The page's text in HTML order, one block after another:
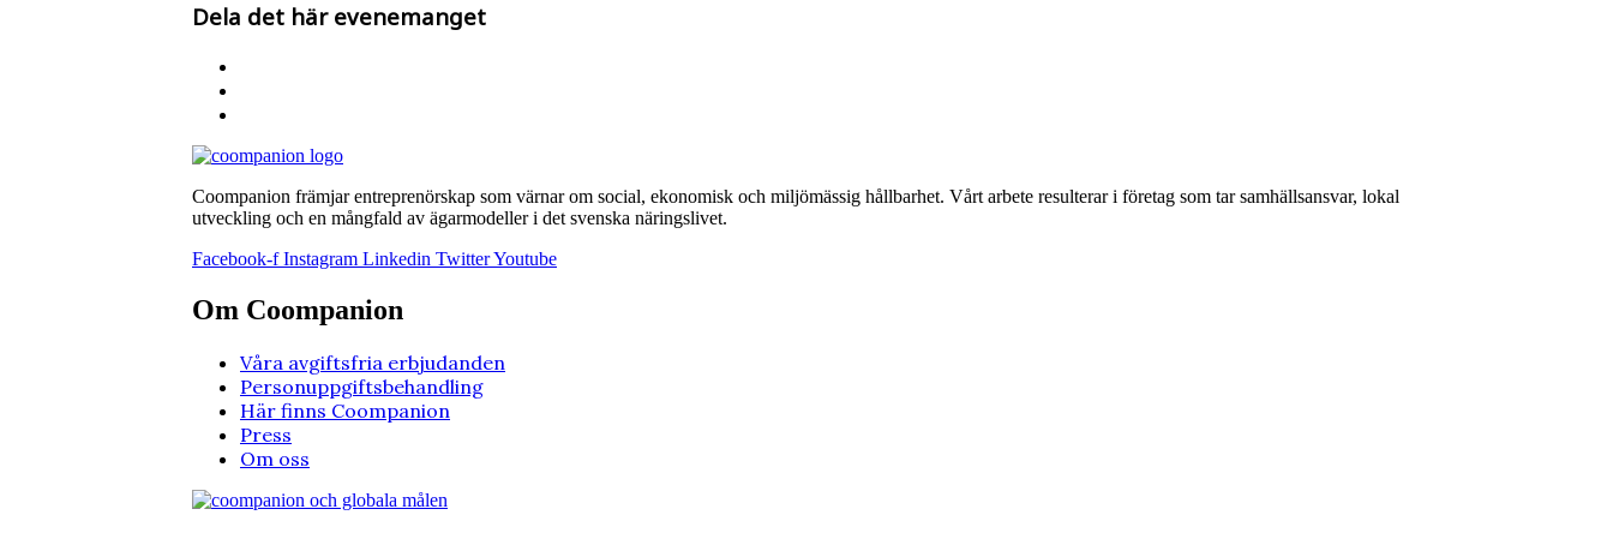
Dela det här evenemanget
Coompanion främjar entreprenörskap som värnar om social, ekonomisk och miljömässig hållbarhet. Vårt arbete resulterar i företag som tar samhällsansvar, lokal
utveckling och en mångfald av ägarmodeller i det svenska näringslivet.
Facebook-f Instagram Linkedin TwitterYoutube
Om Coompanion
Våra avgiftsfria erbjudanden
Personuppgiftsbehandling
Här finns Coompanion
Press
Om oss